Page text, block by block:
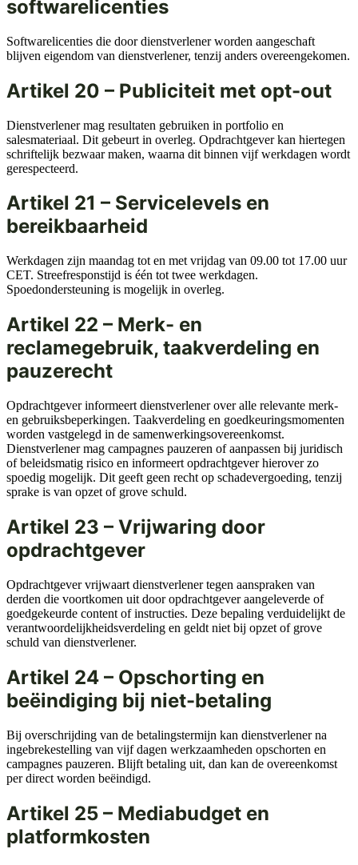
softwarelicenties
Softwarelicenties die door dienstverlener worden aangeschaft
blijven eigendom van dienstverlener, tenzij anders overeengekomen.
Artikel 20 – Publiciteit met opt-out
Dienstverlener mag resultaten gebruiken in portfolio en
salesmateriaal. Dit gebeurt in overleg. Opdrachtgever kan hiertegen
schriftelijk bezwaar maken, waarna dit binnen vijf werkdagen wordt
gerespecteerd.
Artikel 21 – Servicelevels en
bereikbaarheid
Werkdagen zijn maandag tot en met vrijdag van 09.00 tot 17.00 uur
CET. Streefresponstijd is één tot twee werkdagen.
Spoedondersteuning is mogelijk in overleg.
Artikel 22 – Merk- en
reclamegebruik, taakverdeling en
pauzerecht
Opdrachtgever informeert dienstverlener over alle relevante merk-
en gebruiksbeperkingen. Taakverdeling en goedkeuringsmomenten
worden vastgelegd in de samenwerkingsovereenkomst.
Dienstverlener mag campagnes pauzeren of aanpassen bij juridisch
of beleidsmatig risico en informeert opdrachtgever hierover zo
spoedig mogelijk. Dit geeft geen recht op schadevergoeding, tenzij
sprake is van opzet of grove schuld.
Artikel 23 – Vrijwaring door
opdrachtgever
Opdrachtgever vrijwaart dienstverlener tegen aanspraken van
derden die voortkomen uit door opdrachtgever aangeleverde of
goedgekeurde content of instructies. Deze bepaling verduidelijkt de
verantwoordelijkheidsverdeling en geldt niet bij opzet of grove
schuld van dienstverlener.
Artikel 24 – Opschorting en
beëindiging bij niet-betaling
Bij overschrijding van de betalingstermijn kan dienstverlener na
ingebrekestelling van vijf dagen werkzaamheden opschorten en
campagnes pauzeren. Blijft betaling uit, dan kan de overeenkomst
per direct worden beëindigd.
Artikel 25 – Mediabudget en
platformkosten